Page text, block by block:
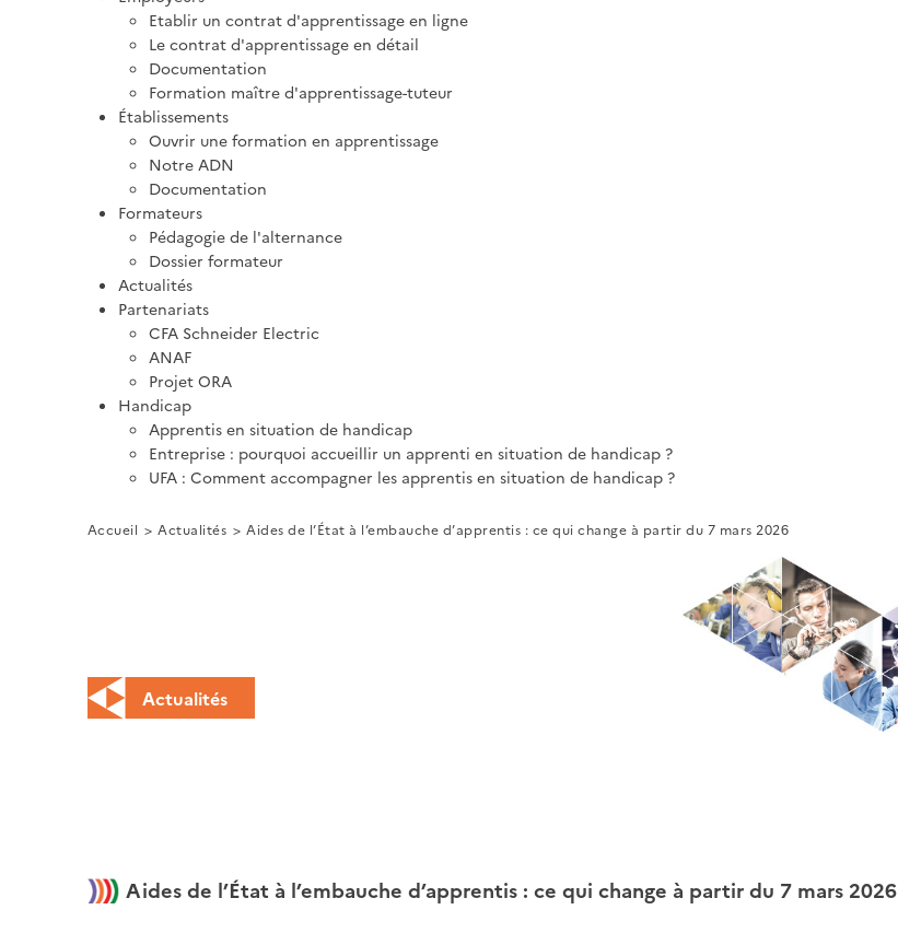
Etablir un contrat d'apprentissage en ligne
Le contrat d'apprentissage en détail
Documentation
Formation maître d'apprentissage-tuteur
Établissements
Ouvrir une formation en apprentissage
Notre ADN
Documentation
Formateurs
Pédagogie de l'alternance
Dossier formateur
Actualités
Partenariats
CFA Schneider Electric
ANAF
Projet ORA
Handicap
Apprentis en situation de handicap
Entreprise : pourquoi accueillir un apprenti en situation de handicap ?
UFA : Comment accompagner les apprentis en situation de handicap ?
Accueil Actualités Aides de l’État à l’embauche d’apprentis : ce qui change à partir du 7 mars 2026
Actualités
Aides de l’État à l’embauche d’apprentis : ce qui change à partir du 7 mars 2026